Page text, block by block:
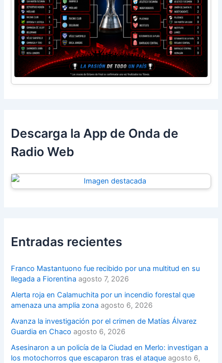
Descarga la App de Onda de
Radio Web
Entradas recientes
Franco Mastantuono fue recibido por una multitud en su
llegada a Fiorentina agosto 7, 2026
Alerta roja en Calamuchita por un incendio forestal que
amenaza una amplia zona agosto 6, 2026
Avanza la investigación por el crimen de Matías Álvarez
Guardia en Chaco agosto 6, 2026
Asesinaron a un policía de la Ciudad en Merlo: investigan a
los motochorros que escaparon tras el ataque agosto 6,